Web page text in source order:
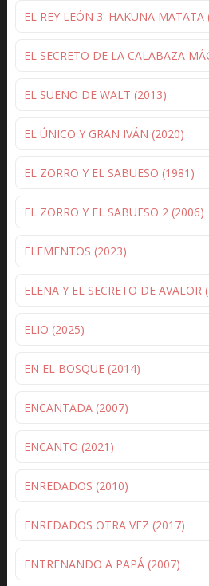
EL REY LEÓN 3: HAKUNA MATATA
EL SECRETO DE LA CALABAZA
EL SUEÑO DE WALT (2013)
EL ÚNICO Y GRAN IVÁN (2020)
EL ZORRO Y EL SABUESO (1981)
EL ZORRO Y EL SABUESO 2 (2006)
ELEMENTOS (2023)
ELENA Y EL SECRETO DE AVALOR
ELIO (2025)
EN EL BOSQUE (2014)
ENCANTADA (2007)
ENCANTO (2021)
ENREDADOS (2010)
ENREDADOS OTRA VEZ (2017)
ENTRENANDO A PAPÁ (2007)